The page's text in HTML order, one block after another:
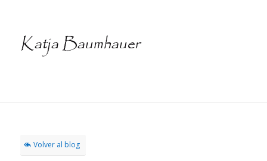
Volver al blog